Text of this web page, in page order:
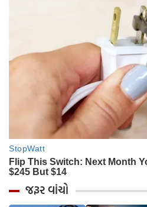
જરૂર વાંચો